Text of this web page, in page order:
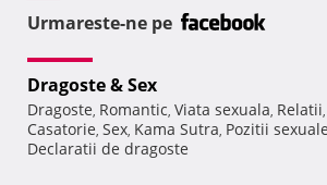
Urmareste-ne pe
Dragoste & Sex
Dragoste, Romantic, Viata sexuala, Relatii,
Casatorie, Sex, Kama Sutra, Pozitii
Declaratii de dragoste